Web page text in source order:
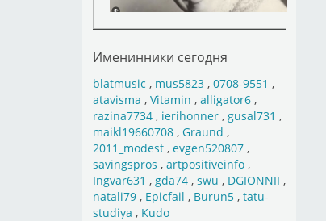
Именинники сегодня
blatmusic , mus5823, 0708-9551 ,
atavisma , Vitamin , alligator6,
razina7734, ierihonner, gusal731 ,
maikl19660708, Graund ,
2011_modest, evgen520807,
savingspros , artpositiveinfo,
Ingvar631 , gda74, swu , DGIONNII ,
natali79, Epicfail , Burun5, tatu-
studiya , Kudo